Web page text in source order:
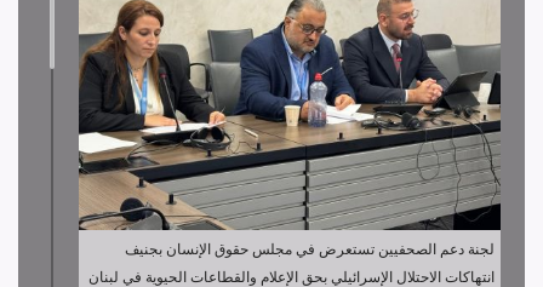
لجنة دعم الصحفيين تستعرض في مجلس حقوق الإنسان بجنيف
انتهاكات الاحتلال الإسرائيلي بحق الإعلام والقطاعات الحيوية في لبنان